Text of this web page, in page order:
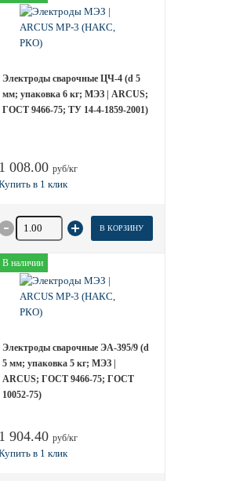
Электроды сварочные ЦЧ-4 (d 5
мм; упаковка 6 кг; МЭЗ | ARCUS;
ГОСТ 9466-75; ТУ 14-4-1859-2001)
1 008.00 руб/кг
Количество товара В КОРЗИНУ
В наличии
Электроды сварочные ЭА-395/9 (d
5 мм; упаковка 5 кг; МЭЗ |
ARCUS; ГОСТ 9466-75; ГОСТ
10052-75)
1 904.40 руб/кг